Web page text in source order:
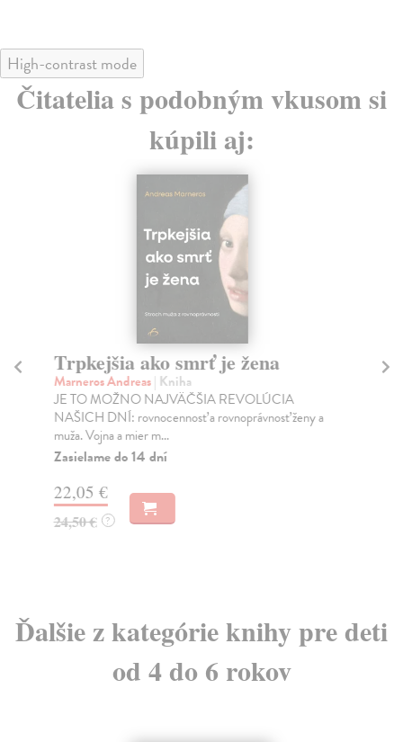
High-contrast mode
Čitatelia s podobným vkusom si
kúpili aj:
Trpkejšia ako smrť je žena
Marneros Andreas| Kniha
JE TO MOŽNO NAJVÄČŠIA REVOLÚCIA
NAŠICH DNÍ: rovnocennosť a rovnoprávnosť ženy a
muža. Vojna a mier m...
Zasielame do 14 dní
22,05 €
24,50 € ?
Ďalšie z kategórie knihy pre deti
od 4 do 6 rokov